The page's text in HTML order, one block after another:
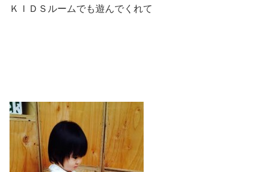
ＫＩＤＳルームでも遊んでくれて